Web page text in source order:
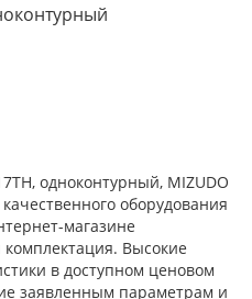
одноконтурный, MIZUDO
оборудования
магазине
Высокие
в доступном ценовом
заявленным параметрам и